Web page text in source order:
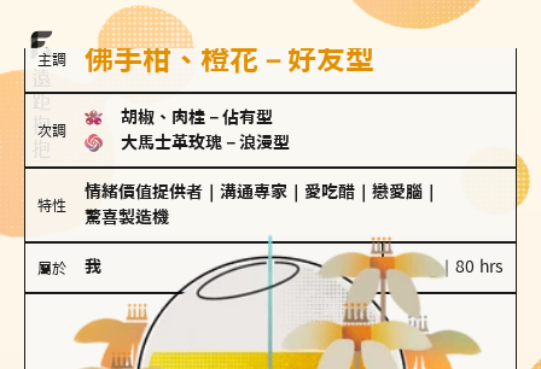
主調 佛手柑、橙花－好友型
次調
胡椒、肉桂 － 佔有型
大馬士革玫瑰 － 浪漫型
特性
情緒價值提供者 溝通專家 愛吃醋 戀愛腦
驚喜製造機
屬於 我 100 g｜80 hrs
好友型
佛手柑、橙花